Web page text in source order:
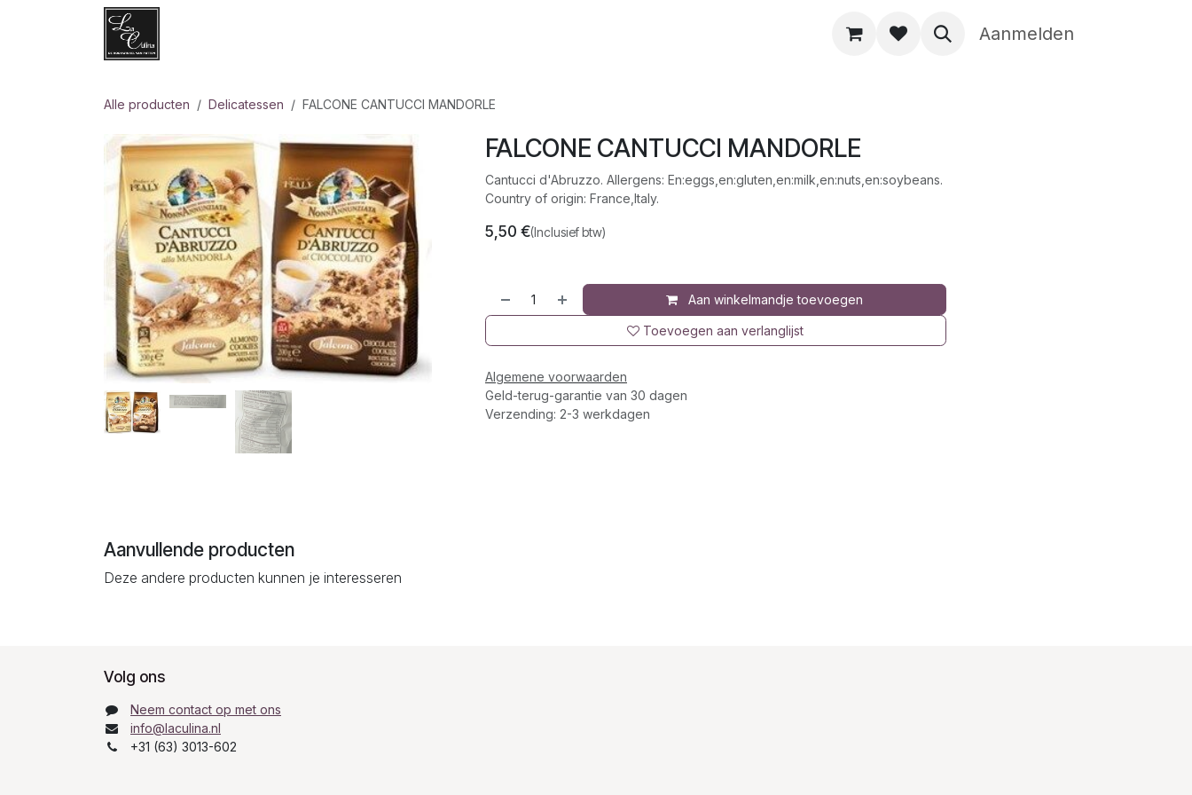
Overslaan naar inhoud
Aanmelden
Alle producten Delicatessen FALCONE CANTUCCI MANDORLE
FALCONE CANTUCCI MANDORLE
Cantucci d'Abruzzo. Allergens: En:eggs,en:gluten,en:milk,en:nuts,en:soybeans.
Country of origin: France,Italy.
5,50 €(Inclusief btw)
Aan winkelmandje toevoegen
Toevoegen aan verlanglijst
Algemene voorwaarden
Geld-terug-garantie van 30 dagen
Verzending: 2-3 werkdagen
Aanvullende producten
Deze andere producten kunnen je interesseren
Volg ons
Neem contact op met ons
info@laculina.nl
+31 (63) 3013-602